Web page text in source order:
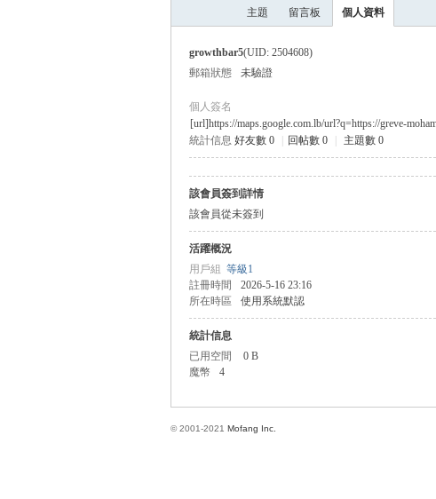
主題 留言板 個人資料
growthbar5(UID: 2504608)
郵箱狀態
未驗證
個人簽名
[url]https://maps.google.com.lb/url?q=https://greve-
統計信息 好友數 0 回帖數 0 主題數 0
該會員簽到詳情
該會員從未簽到
活躍概況
用戶組 等級1
註冊時間
2026-5-16 23:16
所在時區
使用系統默認
統計信息
已用空間
0 B
魔幣
4
© 2001-2021 Mofang Inc.